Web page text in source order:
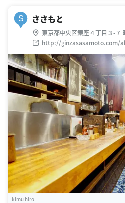
S ささもと
東京都中央区銀座４丁目３-７
http://ginzasasamoto.com/
kimu hiro